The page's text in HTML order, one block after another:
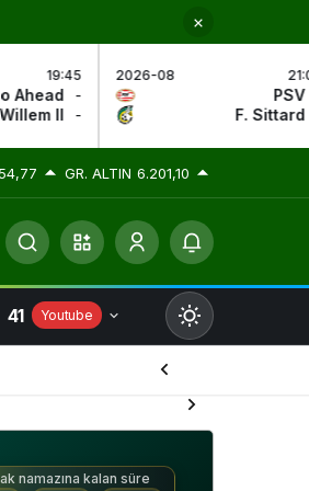
21:00
PSV
F. Sittard
2026-08
AZ
Den
54,77 GR. ALTIN 6.201,10
41 Youtube
Mod
değiştir
namazına kalan süre